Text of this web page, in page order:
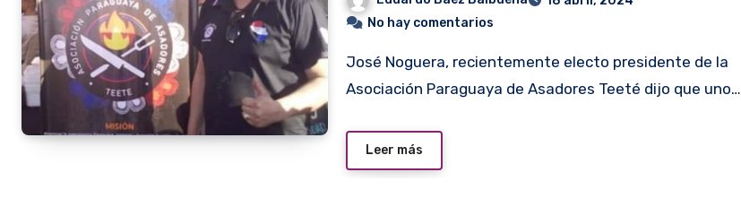
No hay comentarios
José Noguera, recientemente electo presidente de la
Asociación Paraguaya de Asadores Teeté dijo que uno…
Leer más